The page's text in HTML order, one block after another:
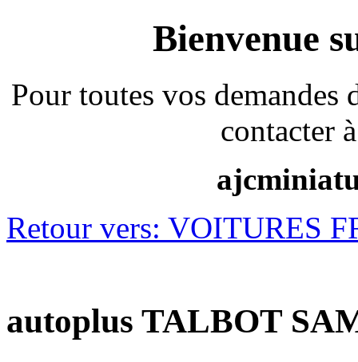
Bienvenue
Pour toutes vos
contacter
Retour vers: VOITURES
autoplus TALBOT